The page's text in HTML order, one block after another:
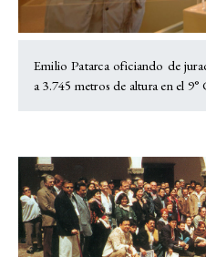
Emilio Patarca oficiando de
a 3.745 metros de altura en el